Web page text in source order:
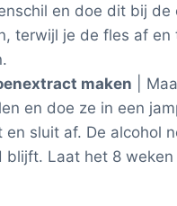
en doe dit bij
terwijl je de fles af
maken |
en doe ze in een
en sluit af. De alcohol
blijft. Laat het 8